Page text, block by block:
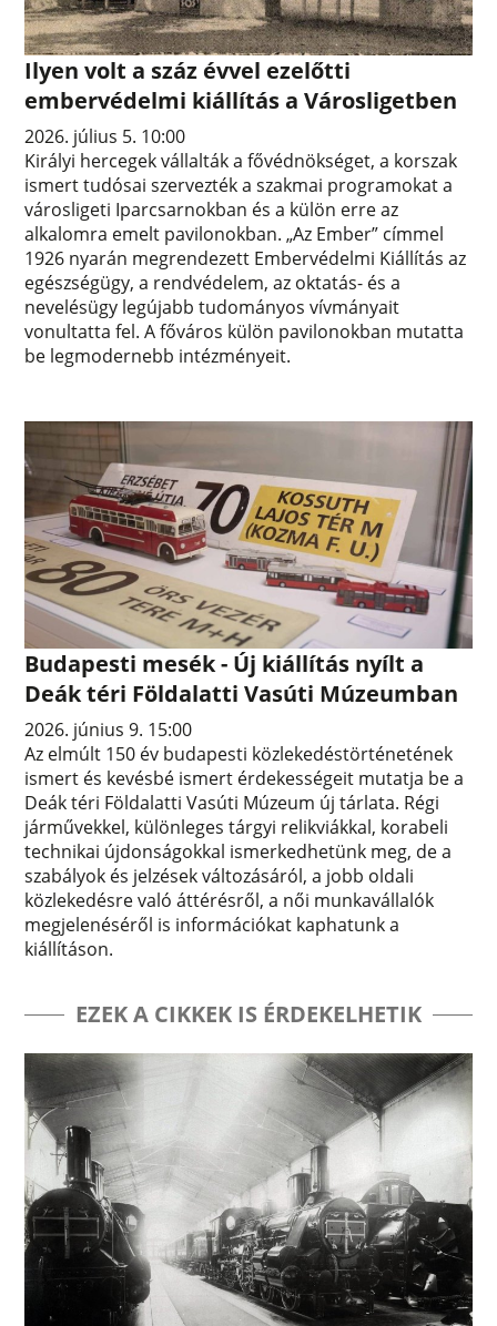
Ilyen volt a száz évvel ezelőtti
embervédelmi kiállítás a Városligetben
2026. július 5. 10:00
Királyi hercegek vállalták a fővédnökséget, a korszak
ismert tudósai szervezték a szakmai programokat a
városligeti Iparcsarnokban és a külön erre az
alkalomra emelt pavilonokban. „Az Ember” címmel
1926 nyarán megrendezett Embervédelmi Kiállítás az
egészségügy, a rendvédelem, az oktatás- és a
nevelésügy legújabb tudományos vívmányait
vonultatta fel. A főváros külön pavilonokban mutatta
be legmodernebb intézményeit.
Budapesti mesék - Új kiállítás nyílt a
Deák téri Földalatti Vasúti Múzeumban
2026. június 9. 15:00
Az elmúlt 150 év budapesti közlekedéstörténetének
ismert és kevésbé ismert érdekességeit mutatja be a
Deák téri Földalatti Vasúti Múzeum új tárlata. Régi
járművekkel, különleges tárgyi relikviákkal, korabeli
technikai újdonságokkal ismerkedhetünk meg, de a
szabályok és jelzések változásáról, a jobb oldali
közlekedésre való áttérésről, a női munkavállalók
megjelenéséről is információkat kaphatunk a
kiállításon.
EZEK A CIKKEK IS ÉRDEKELHETIK